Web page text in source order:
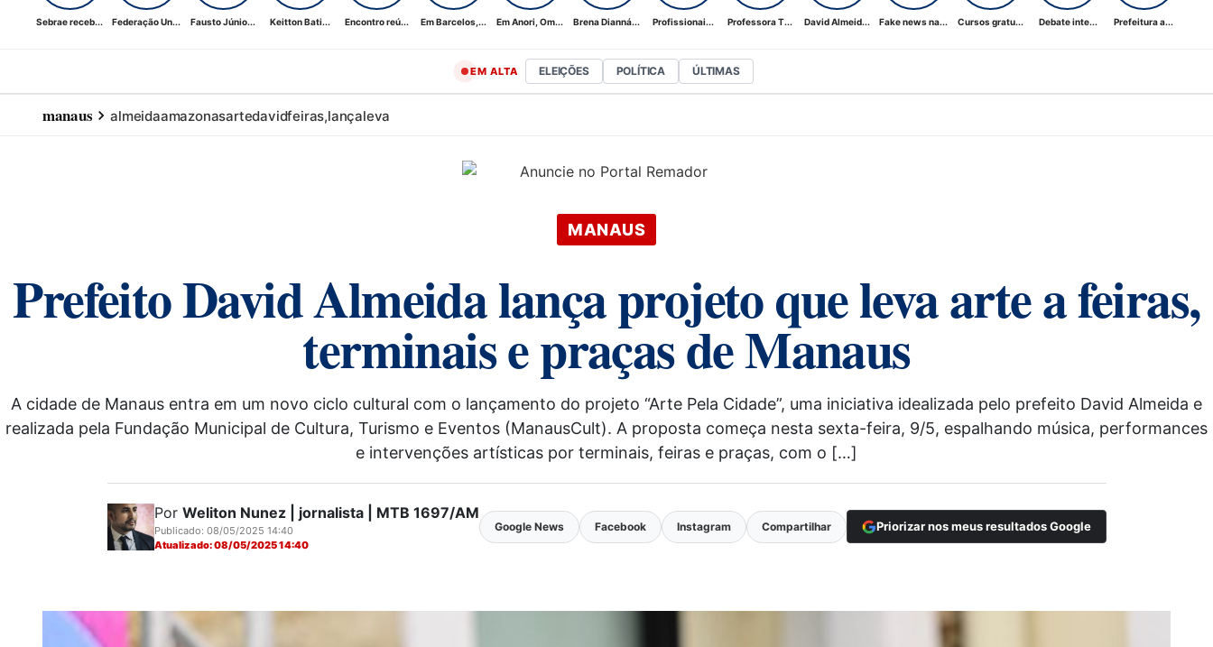
Sebrae receb... Federação Un... Fausto Júnio... Keitton Bati... Encontro reú... Em Barcelos,... Em Anori, Om... Brena Dianná... Profissionai... Professora T... David Almeid... Fake news na... Cursos gratu... Debate inte... Prefeitura a...
EM ALTA ELEIÇÕES POLÍTICA ÚLTIMAS
manaus almeidaamazonasartedavidfeiras,lançaleva
MANAUS
Prefeito David Almeida lança projeto que leva arte a feiras,
terminais e praças de Manaus
A cidade de Manaus entra em um novo ciclo cultural com o lançamento do projeto “Arte Pela Cidade”, uma iniciativa idealizada pelo prefeito David Almeida e
realizada pela Fundação Municipal de Cultura, Turismo e Eventos (ManausCult). A proposta começa nesta sexta-feira, 9/5, espalhando música, performances
e intervenções artísticas por terminais, feiras e praças, com o […]
Por Weliton Nunez | jornalista | MTB 1697/AM
Publicado: 08/05/2025 14:40
Atualizado: 08/05/2025 14:40
Google News Facebook Instagram Compartilhar Priorizar nos meus resultados Google